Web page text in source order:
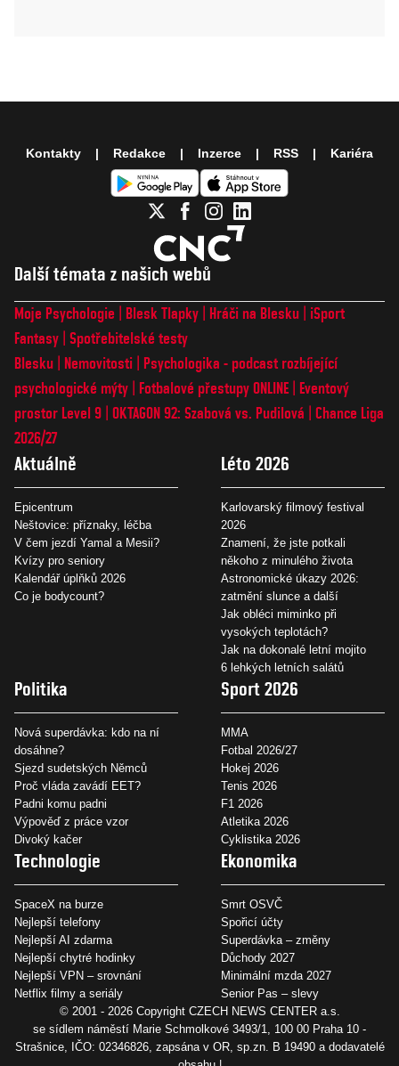
Další témata z našich webů
Moje Psychologie Blesk Tlapky Hráči na Blesku
iSport
Fantasy Spotřebitelské testy
Blesku
Nemovitosti
Psychologika - podcast rozbíjející
psychologické mýty
Fotbalové přestupy ONLINE
Eventový
prostor Level 9 OKTAGON 92: Szabová vs. Pudilová
Chance Liga
2026/27
Aktuálně
Epicentrum
Neštovice: příznaky, léčba
V čem jezdí Yamal a Mesii?
Kvízy pro seniory
Kalendář úplňků 2026
Co je bodycount?
Léto 2026
Karlovarský filmový festival
2026
Znamení, že jste potkali
někoho z minulého života
Astronomické úkazy 2026:
zatmění slunce a další
Jak obléci miminko při
vysokých teplotách?
Jak na dokonalé letní mojito
6 lehkých letních salátů
Politika
Nová superdávka: kdo na ní
dosáhne?
Sjezd sudetských Němců
Proč vláda zavádí EET?
Padni komu padni
Výpověď z práce vzor
Divoký kačer
Sport 2026
MMA
Fotbal 2026/27
Hokej 2026
Tenis 2026
F1 2026
Atletika 2026
Cyklistika 2026
Technologie
SpaceX na burze
Nejlepší telefony
Nejlepší AI zdarma
Nejlepší chytré hodinky
Nejlepší VPN – srovnání
Netflix filmy a seriály
Ekonomika
Smrt OSVČ
Spořicí účty
Superdávka – změny
Důchody 2027
Minimální mzda 2027
Senior Pas – slevy
Kontakty Redakce Inzerce RSS Kariéra
© 2001 - 2026 Copyright CZECH NEWS CENTER a.s.
se sídlem náměstí Marie Schmolkové 3493/1, 100 00 Praha 10 -
Strašnice, IČO: 02346826, zapsána v OR, sp.zn. B 19490 a dodavatelé